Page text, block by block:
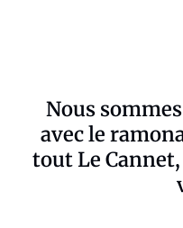
Nous
avec le
tout Le